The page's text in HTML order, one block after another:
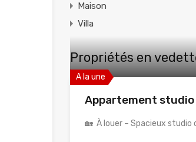
Maison
Villa
Propriétés en
A la une
Appartement studio
🏡 À louer – Spacieux studio